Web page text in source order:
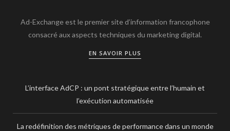
Ad-Exchange est le premier site d’information francophone
consacré aux aspects techniques du marketing digital.
EN SAVOIR PLUS
L’interface AdCP : un pont stratégique entre l’humain et
l’exécution automatisée
La redéfinition des métriques de performance dans un monde